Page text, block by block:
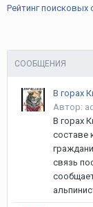
Рейтинг поисковых
СООБЩЕНИЯ
Автор:
В горах
составе
связь